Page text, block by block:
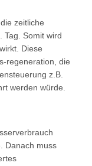
zeitliche
Tag. Somit wird
Diese
regeneration, die
z.B.
werden würde.
Danach muss